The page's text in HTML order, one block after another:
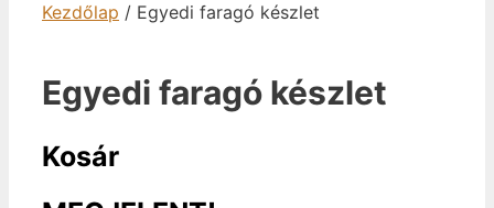
Kezdőlap / Egyedi faragó készlet
Egyedi faragó készlet
Kosár